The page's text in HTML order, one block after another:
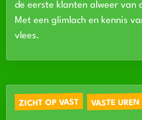
de eerste klanten alweer van
Met een glimlach en kennis
vlees.
ZICHT OP VAST VASTE UREN